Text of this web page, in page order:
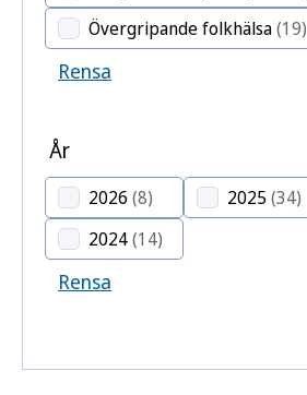
Övergripande folkhälsa(19)
Rensa
År
2026 (8) 2025 (34)
2024(14)
Rensa